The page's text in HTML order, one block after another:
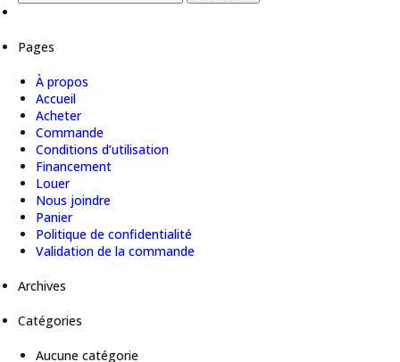
Pages
À propos
Accueil
Acheter
Commande
Conditions d’utilisation
Financement
Louer
Nous joindre
Panier
Politique de confidentialité
Validation de la commande
Archives
Catégories
Aucune catégorie